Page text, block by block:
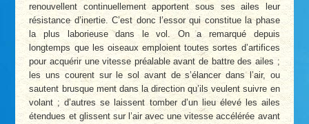
renouvellent continuellement apportent sous ses ailes leur
résistance d’inertie. C’est donc l’essor qui constitue la phase
la plus laborieuse dans le vol. On a remarqué depuis
longtemps que les oiseaux emploient toutes sortes d’artifices
pour acquérir une vitesse préalable avant de battre des ailes ;
les uns courent sur le sol avant de s’élancer dans l’air, ou
sautent brusque ment dans la direction qu’ils veulent suivre en
volant ; d’autres se laissent tomber d’un lieu élevé les ailes
étendues et glissent sur l’air avec une vitesse accélérée avant